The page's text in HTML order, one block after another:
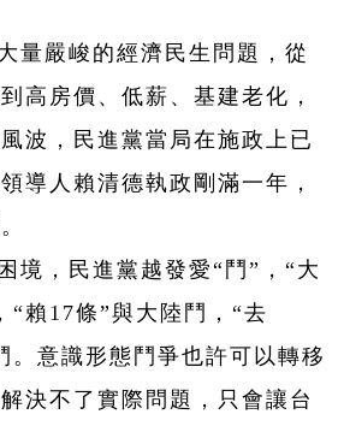
量嚴峻的經濟民生問題，從
高房價、低薪、基建老化，
波，民進黨當局在施政上已
導人賴清德執政剛滿一年，
境，民進黨越發愛“鬥”，“大
“賴17條”與大陸鬥，“去
。意識形態鬥爭也許可以轉移
決不了實際問題，只會讓台